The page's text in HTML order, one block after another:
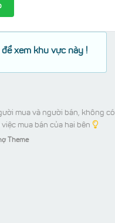
xem khu vực này !
mua và người bán, không có
mua bán của hai bên
Theme